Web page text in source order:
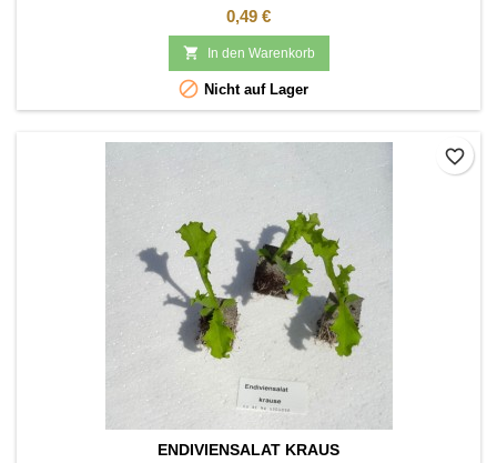
Preis
0,49 €
 In den Warenkorb
 Nicht auf Lager
ENDIVIENSALAT KRAUS
favorite_border